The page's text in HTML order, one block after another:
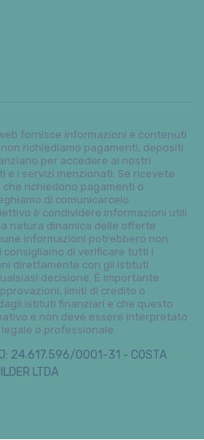
fornisce informazioni e contenuti
richiediamo pagamenti, depositi
per accedere ai nostri
i servizi menzionati. Se ricevete
richiedono pagamenti o
di comunicarcelo
è condividere informazioni utili
natura dinamica delle offerte
informazioni potrebbero non
di verificare tutti i
direttamente con gli istituti
decisione. È importante
limiti di credito o
istituti finanziari e che questo
e non deve essere interpretato
o professionale.
24.617.596/0001-31 - COSTA
LTDA